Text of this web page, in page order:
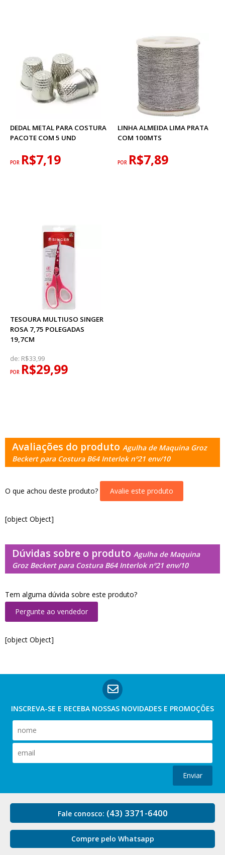
DEDAL METAL PARA COSTURA
PACOTE COM 5 UND
POR R$7,19
LINHA ALMEIDA LIMA PRATA
COM 100MTS
POR R$7,89
TESOURA MULTIUSO SINGER
ROSA 7,75 POLEGADAS
19,7CM
de: R$33,99
POR R$29,99
Avaliações do produto Agulha de Maquina Groz
Beckert para Costura B64 Interlok nº21 env/10
O que achou deste produto? Avalie este produto
[object Object]
Dúvidas sobre o produto Agulha de Maquina
Groz Beckert para Costura B64 Interlok nº21 env/10
Tem alguma dúvida sobre este produto?
Pergunte ao vendedor
[object Object]
INSCREVA-SE E RECEBA NOSSAS NOVIDADES E PROMOÇÕES
Enviar
Fale conosco: (43) 3371-6400
Compre pelo Whatsapp